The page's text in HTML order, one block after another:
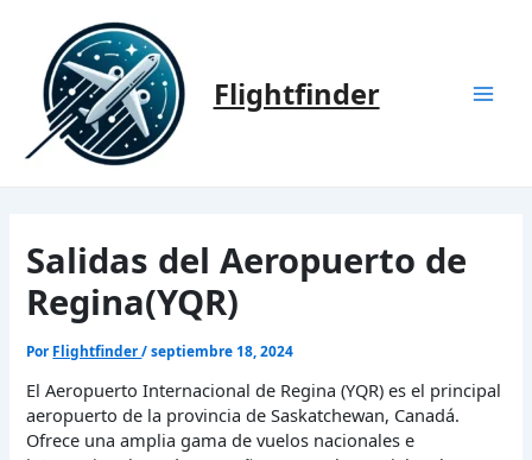
contenido
Flightfinder
Salidas del Aeropuerto de
Regina(YQR)
Por Flightfinder/septiembre 18, 2024
El Aeropuerto Internacional de Regina (YQR) es el principal
aeropuerto de la provincia de Saskatchewan, Canadá.
Ofrece una amplia gama de vuelos nacionales e